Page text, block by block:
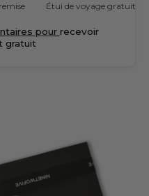
Étui de voyage gratuit
pour recevoir
gratuit